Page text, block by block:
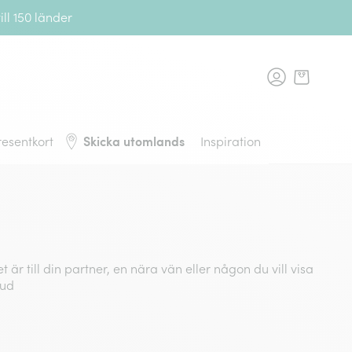
150 länder
Skicka utomlands Inspiration
är till din partner, en nära vän eller någon du vill visa